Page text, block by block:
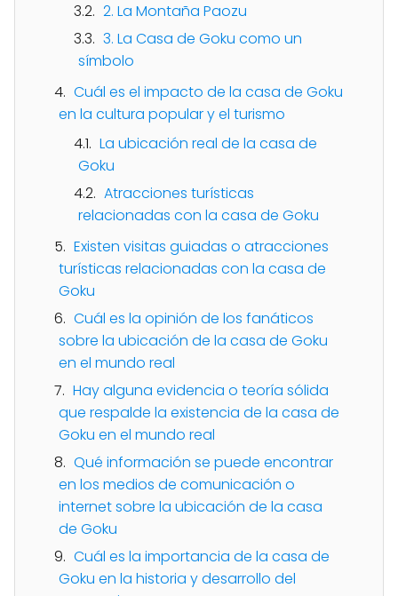
2. La Montaña Paozu
3. La Casa de Goku como un
símbolo
Cuál es el impacto de la casa de Goku
en la cultura popular y el turismo
La ubicación real de la casa de
Goku
Atracciones turísticas
relacionadas con la casa de Goku
Existen visitas guiadas o atracciones
turísticas relacionadas con la casa de
Goku
Cuál es la opinión de los fanáticos
sobre la ubicación de la casa de Goku
en el mundo real
Hay alguna evidencia o teoría sólida
que respalde la existencia de la casa de
Goku en el mundo real
Qué información se puede encontrar
en los medios de comunicación o
internet sobre la ubicación de la casa
de Goku
Cuál es la importancia de la casa de
Goku en la historia y desarrollo del